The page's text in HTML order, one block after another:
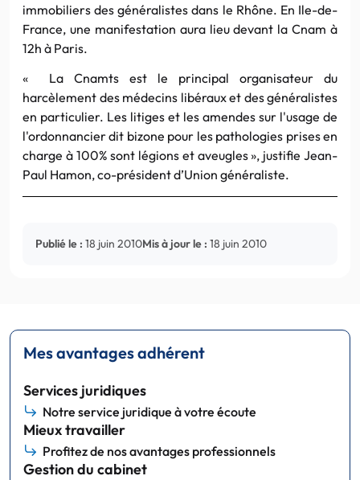
immobiliers des généralistes dans le Rhône. En Ile-de-
France, une manifestation aura lieu devant la Cnam à
12h à Paris.
« La Cnamts est le principal organisateur du
harcèlement des médecins libéraux et des généralistes
en particulier. Les litiges et les amendes sur l'usage de
l'ordonnancier dit bizone pour les pathologies prises en
charge à 100% sont légions et aveugles », justifie Jean-
Paul Hamon, co-président d’Union généraliste.
Publié le : 18 juin 2010Mis à jour le : 18 juin 2010
Mes avantages adhérent
Services juridiques
Notre service juridique à votre écoute
Mieux travailler
Profitez de nos avantages professionnels
Gestion du cabinet